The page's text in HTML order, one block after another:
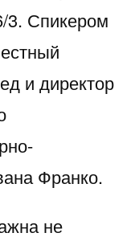
3. Спикером
и директор
Франко.
не